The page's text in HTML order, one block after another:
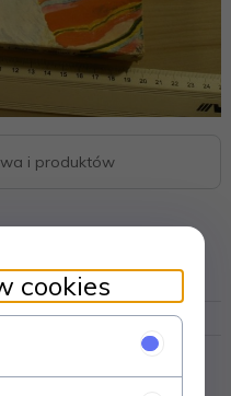
i produktów
cookies